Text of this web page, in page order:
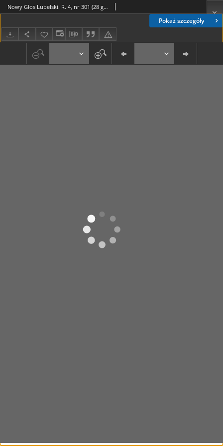
Pokaż szczegóły
Nowy Głos Lubelski. R. 4, nr 301 (28 grudnia 1943)